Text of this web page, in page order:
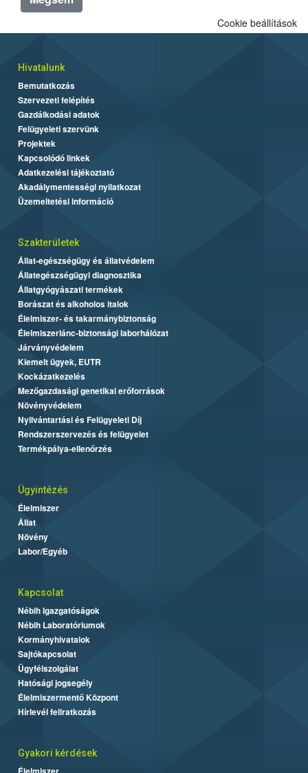
Cookie beállítások
Hivatalunk
Bemutatkozás
Szervezeti felépítés
Gazdálkodási adatok
Felügyeleti szervünk
Projektek
Kapcsolódó linkek
Adatkezelési tájékoztató
Akadálymentességi nyilatkozat
Üzemeltetési információ
Szakterületek
Állat-egészségügy és állatvédelem
Állategészségügyi diagnosztika
Állatgyógyászati termékek
Borászat és alkoholos italok
Élelmiszer- és takarmánybiztonság
Élelmiszerlánc-biztonsági laborhálózat
Járványvédelem
Kiemelt ügyek, EUTR
Kockázatkezelés
Mezőgazdasági genetikai erőforrások
Növényvédelem
Nyilvántartási és Felügyeleti Díj
Rendszerszervezés és felügyelet
Termékpálya-ellenőrzés
Ügyintézés
Élelmiszer
Állat
Növény
Labor/Egyéb
Kapcsolat
Nébih Igazgatóságok
Nébih Laboratóriumok
Kormányhivatalok
Sajtókapcsolat
Ügyfélszolgálat
Hatósági jogsegély
Élelmiszermentő Központ
Hírlevél feliratkozás
Gyakori kérdések